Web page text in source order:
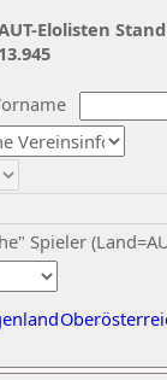
Spieler
Elolisten
13.945